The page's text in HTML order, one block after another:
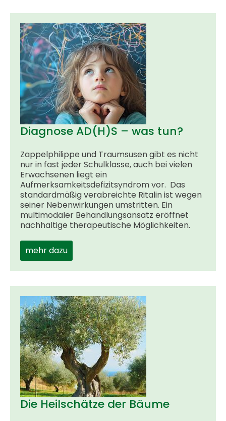
Diagnose AD(H)S – was tun?
Zappelphilippe und Traumsusen gibt es nicht
nur in fast jeder Schulklasse, auch bei vielen
Erwachsenen liegt ein
Aufmerksamkeitsdefizitsyndrom vor. Das
standardmäßig verabreichte Ritalin ist wegen
seiner Nebenwirkungen umstritten. Ein
multimodaler Behandlungsansatz eröffnet
nachhaltige therapeutische Möglichkeiten.
mehr dazu
Die Heilschätze der Bäume